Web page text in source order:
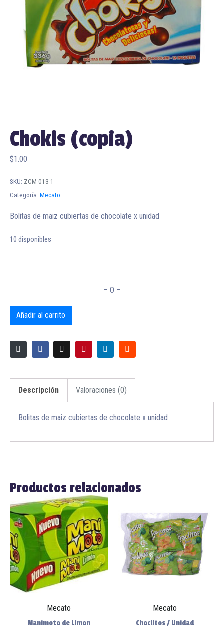
Chokis (copia)
$1.00
SKU: ZCM-013-1
Categoría: Mecato
Bolitas de maiz cubiertas de chocolate x unidad
10 disponibles
– O –
Añadir al carrito
Descripción Valoraciones (0)
Bolitas de maiz cubiertas de chocolate x unidad
Productos relacionados
Mecato
Manimoto de Limon
Mecato
Choclitos / Unidad